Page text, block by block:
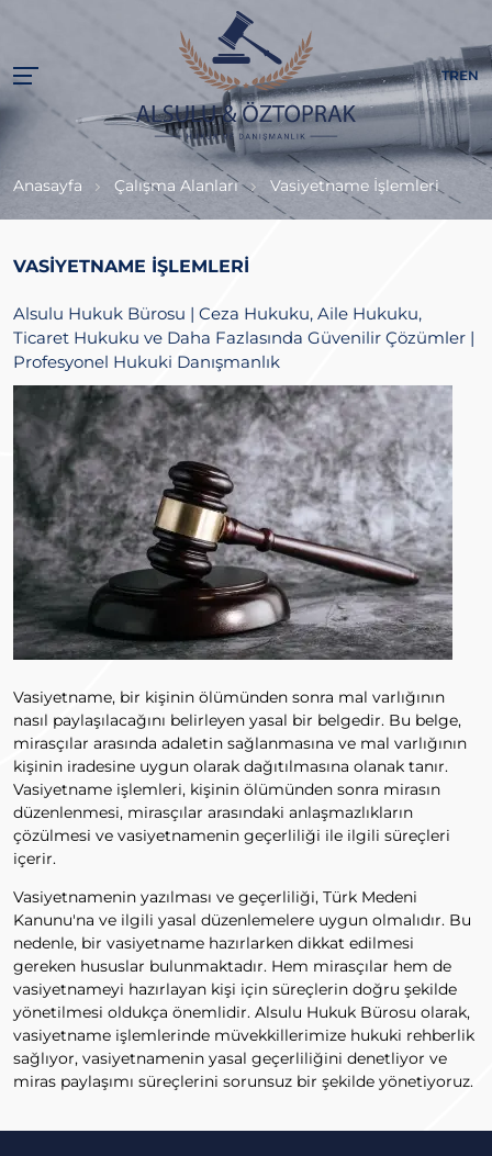
TREN
Anasayfa Çalışma Alanları Vasiyetname İşlemleri
VASIYETNAME İŞLEMLERI
Alsulu Hukuk Bürosu | Ceza Hukuku, Aile Hukuku,
Ticaret Hukuku ve Daha Fazlasında Güvenilir Çözümler |
Profesyonel Hukuki Danışmanlık
Vasiyetname, bir kişinin ölümünden sonra mal varlığının
nasıl paylaşılacağını belirleyen yasal bir belgedir. Bu belge,
mirasçılar arasında adaletin sağlanmasına ve mal varlığının
kişinin iradesine uygun olarak dağıtılmasına olanak tanır.
Vasiyetname işlemleri, kişinin ölümünden sonra mirasın
düzenlenmesi, mirasçılar arasındaki anlaşmazlıkların
çözülmesi ve vasiyetnamenin geçerliliği ile ilgili süreçleri
içerir.
Vasiyetnamenin yazılması ve geçerliliği, Türk Medeni
Kanunu'na ve ilgili yasal düzenlemelere uygun olmalıdır. Bu
nedenle, bir vasiyetname hazırlarken dikkat edilmesi
gereken hususlar bulunmaktadır. Hem mirasçılar hem de
vasiyetnameyi hazırlayan kişi için süreçlerin doğru şekilde
yönetilmesi oldukça önemlidir. Alsulu Hukuk Bürosu olarak,
vasiyetname işlemlerinde müvekkillerimize hukuki rehberlik
sağlıyor, vasiyetnamenin yasal geçerliliğini denetliyor ve
miras paylaşımı süreçlerini sorunsuz bir şekilde yönetiyoruz.